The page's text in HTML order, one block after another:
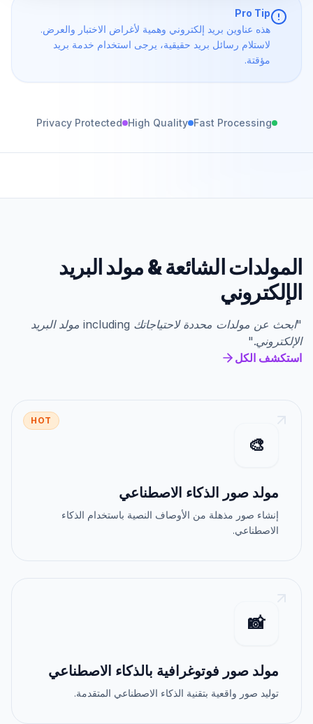
Pro Tip
هذه عناوين بريد إلكتروني وهمية لأغراض الاختبار والعرض.
لاستلام رسائل بريد حقيقية، يرجى استخدام خدمة بريد
مؤقتة.
Fast Processing
High Quality
Privacy Protected
المولدات الشائعة&مولد البريد
الإلكتروني
"ابحث عن مولدات محددة لاحتياجاتك
مولد البريد
الإلكتروني."
استكشف الكل
HOT
🎨
مولد صور الذكاء الاصطناعي
إنشاء صور مذهلة من الأوصاف النصية باستخدام الذكاء
الاصطناعي.
📸
مولد صور فوتوغرافية بالذكاء الاصطناعي
توليد صور واقعية بتقنية الذكاء الاصطناعي المتقدمة.